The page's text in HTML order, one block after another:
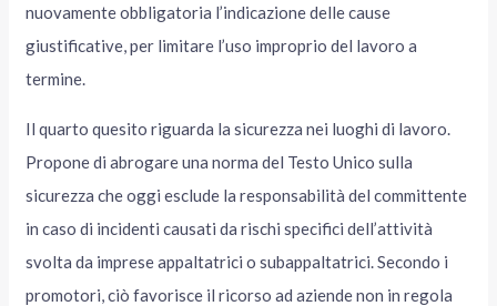
nuovamente obbligatoria l’indicazione delle cause
giustificative, per limitare l’uso improprio del lavoro a
termine.
Il quarto quesito riguarda la sicurezza nei luoghi di lavoro.
Propone di abrogare una norma del Testo Unico sulla
sicurezza che oggi esclude la responsabilità del committente
in caso di incidenti causati da rischi specifici dell’attività
svolta da imprese appaltatrici o subappaltatrici. Secondo i
promotori, ciò favorisce il ricorso ad aziende non in regola